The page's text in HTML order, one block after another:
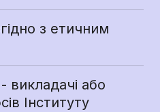
з етичним
викладачі або
Інституту